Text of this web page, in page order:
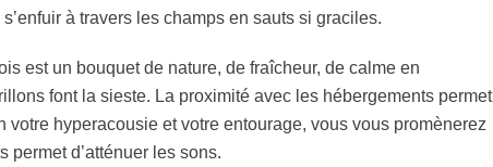
à travers les champs en sauts si graciles.
est un bouquet de nature, de fraîcheur, de calme en
font la sieste. La proximité avec les hébergements permet
hyperacousie et votre entourage, vous vous promènerez
permet d’atténuer les sons.